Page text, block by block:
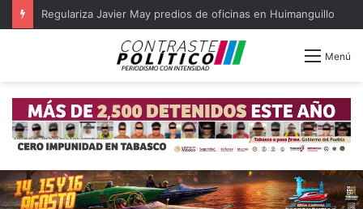
Regulariza Javier May predios de oficinas en Huimanguillo
Menú